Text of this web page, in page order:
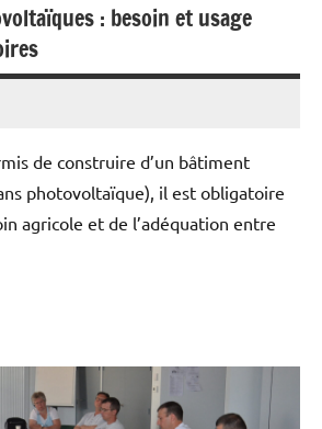
: besoin et usage
de construire d’un bâtiment
photovoltaïque), il est obligatoire
agricole et de l’adéquation entre